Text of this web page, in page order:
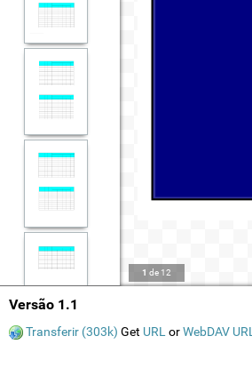
1 de 12
Versão 1.1
Transferir (303k) Get URL orWebDAV URL